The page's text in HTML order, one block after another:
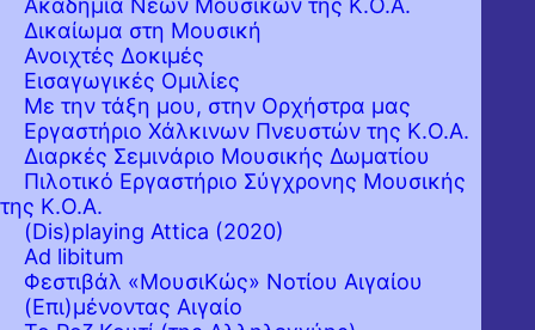
Ακαδημία Νέων Μουσικών της Κ.Ο.Α.
Δικαίωμα στη Μουσική
Ανοιχτές Δοκιμές
Εισαγωγικές Ομιλίες
Με την τάξη μου, στην Ορχήστρα μας
Εργαστήριo Χάλκινων Πνευστών της Κ.Ο.Α.
Διαρκές Σεμινάριο Μουσικής Δωματίου
Πιλοτικό Εργαστήριο Σύγχρονης Μουσικής
της Κ.Ο.Α.
(Dis)playing Attica (2020)
Ad libitum
Φεστιβάλ «ΜουσιΚώς» Νοτίου Αιγαίου
(Επι)μένοντας Αιγαίο
Ζούλα να μην συμπράξει με την Κρατική
Ορχήστρα Αθηνών, στη συναυλία της 28ης
Φεβρουαρίου 2020, με τίτλο Μπετόβεν: 250
χρόνια. Τον ρόλο του σολίστ στο
μνημειώδες Κοντσέρτο για βιολί του
Μπετόβεν αναλαμβάνει ο
πολυβραβευμένος Linus Roth.
Τέλος, αντί του έργου του βραβευθέντος με